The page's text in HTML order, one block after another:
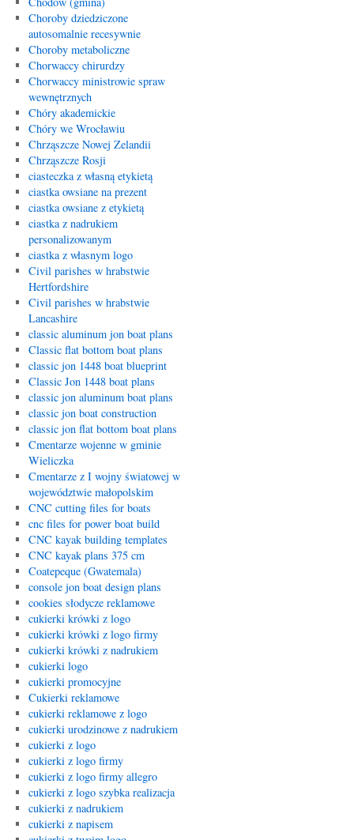
Choroby dziedziczone
autosomalnie recesywnie
Choroby metaboliczne
Chorwaccy chirurdzy
Chorwaccy ministrowie spraw
wewnętrznych
Chóry akademickie
Chóry we Wrocławiu
Chrząszcze Nowej Zelandii
Chrząszcze Rosji
ciasteczka z własną etykietą
ciastka owsiane na prezent
ciastka owsiane z etykietą
ciastka z nadrukiem
personalizowanym
ciastka z własnym logo
Civil parishes w hrabstwie
Hertfordshire
Civil parishes w hrabstwie
Lancashire
classic aluminum jon boat plans
Classic flat bottom boat plans
classic jon 1448 boat blueprint
Classic Jon 1448 boat plans
classic jon aluminum boat plans
classic jon boat construction
classic jon flat bottom boat plans
Cmentarze wojenne w gminie
Wieliczka
Cmentarze z I wojny światowej w
województwie małopolskim
CNC cutting files for boats
cnc files for power boat build
CNC kayak building templates
CNC kayak plans 375 cm
Coatepeque (Gwatemala)
console jon boat design plans
cookies słodycze reklamowe
cukierki krówki z logo
cukierki krówki z logo firmy
cukierki krówki z nadrukiem
cukierki logo
cukierki promocyjne
Cukierki reklamowe
cukierki reklamowe z logo
cukierki urodzinowe z nadrukiem
cukierki z logo
cukierki z logo firmy
cukierki z logo firmy allegro
cukierki z logo szybka realizacja
cukierki z nadrukiem
cukierki z napisem